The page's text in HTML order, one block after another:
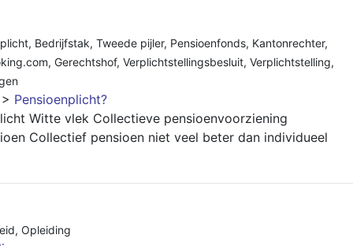
, Bedrijfstak, Tweede pijler, Pensioenfonds, Kantonrechter,
, Gerechtshof, Verplichtstellingsbesluit, Verplichtstelling,
Pensioenplicht?
Witte vlek Collectieve pensioenvoorziening
Collectief pensioen niet veel beter dan individueel
, Opleiding